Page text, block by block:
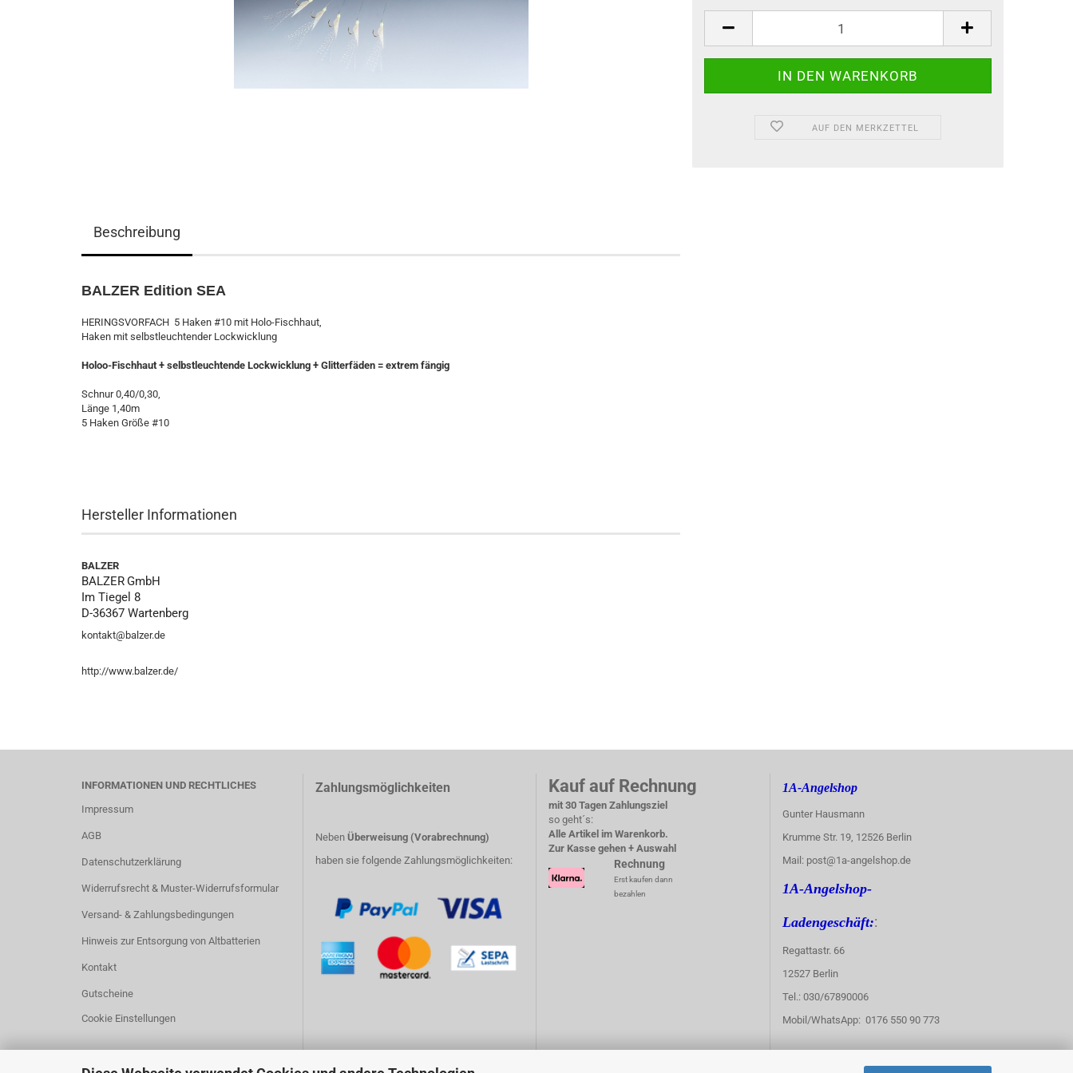
AUF DEN MERKZETTEL
Beschreibung
BALZER Edition SEA
HERINGSVORFACH 5 Haken #10 mit Holo-Fischhaut,
Haken mit selbstleuchtender Lockwicklung
Holoo-Fischhaut + selbstleuchtende Lockwicklung + Glitterfäden = extrem fängig
Schnur 0,40/0,30,
Länge 1,40m
5 Haken Größe #10
Hersteller Informationen
BALZER
BALZERGmbH
Im Tiegel 8
D-36367 Wartenberg
kontakt@balzer.de
http://www.balzer.de/
INFORMATIONEN UND RECHTLICHES
Impressum
AGB
Datenschutzerklärung
Widerrufsrecht & Muster-Widerrufsformular
Versand- & Zahlungsbedingungen
Hinweis zur Entsorgung von Altbatterien
Kontakt
Gutscheine
Cookie Einstellungen
Zahlungsmöglichkeiten
NebenÜberweisung (Vorabrechnung)
haben sie folgende Zahlungsmöglichkeiten:
Kauf auf Rechnung
mit 30 Tagen Zahlungsziel
so geht´s:
Alle Artikel im Warenkorb.
Zur Kasse gehen + Auswahl
Rechnung
Erst kaufen dann
bezahlen
1A-Angelshop
Gunter Hausmann
Krumme Str. 19, 12526 Berlin
Mail: post@1a-angelshop.de
1A-Angelshop-
Ladengeschäft::
Regattastr. 66
12527 Berlin
Tel.: 030/67890006
Mobil/WhatsApp: 0176 550 90 773